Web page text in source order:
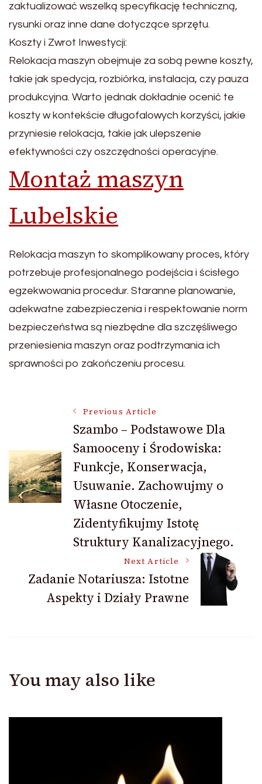
zaktualizować wszelką specyfikację techniczną,
rysunki oraz inne dane dotyczące sprzętu.
Koszty i Zwrot Inwestycji:
Relokacja maszyn obejmuje za sobą pewne koszty,
takie jak spedycja, rozbiórka, instalacja, czy pauza
produkcyjna. Warto jednak dokładnie ocenić te
koszty w kontekście długofalowych korzyści, jakie
przyniesie relokacja, takie jak ulepszenie
efektywności czy oszczędności operacyjne.
Montaż maszyn
Lubelskie
Relokacja maszyn to skomplikowany proces, który
potrzebuje profesjonalnego podejścia i ścisłego
egzekwowania procedur. Staranne planowanie,
adekwatne zabezpieczenia i respektowanie norm
bezpieczeństwa są niezbędne dla szczęśliwego
przeniesienia maszyn oraz podtrzymania ich
sprawności po zakończeniu procesu.
Navigation
Previous Article
Szambo – Podstawowe Dla
Samooceny i Środowiska:
Funkcje, Konserwacja,
Usuwanie. Zachowujmy o
Własne Otoczenie,
Zidentyfikujmy Istotę
Struktury Kanalizacyjnego.
Next Article
Zadanie Notariusza: Istotne
Aspekty i Działy Prawne
You may also like